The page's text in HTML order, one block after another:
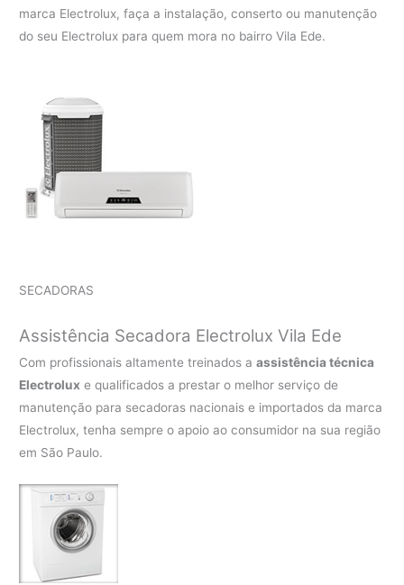
marca Electrolux, faça a instalação, conserto ou manutenção
do seu Electrolux para quem mora no bairro Vila Ede.
SECADORAS
Assistência Secadora Electrolux Vila Ede
Com profissionais altamente treinados aassistência técnica
Electrolux e qualificados a prestar o melhor serviço de
manutenção para secadoras nacionais e importados da marca
Electrolux, tenha sempre o apoio ao consumidor na sua região
em São Paulo.